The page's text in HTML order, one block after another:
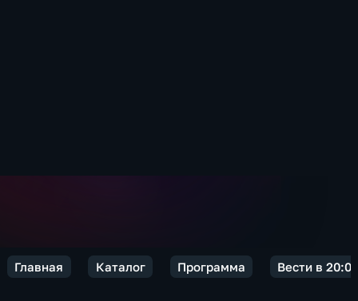
Главная Каталог Программа Вести в 20:00